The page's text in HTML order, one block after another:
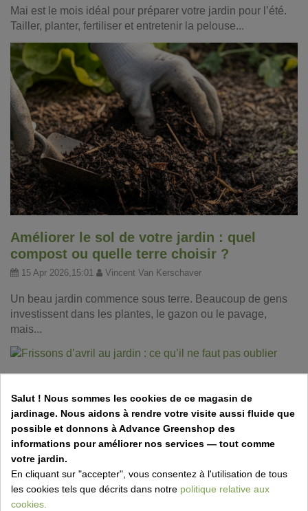
Mai est le mois idéal pour préparer votre jardin pour l’été.
Tailler, planter, fertiliser et entretenir la pelouse...
Améliorer le sol de votre jardin : quel
compost ou quelle terre choisir ?
15 Apr 2026,15:01 Vincent Van Kerschaver
Un beau jardin commence sous terre. Beaucoup de gens
investissent dans les plantes, le gazon ou le pavage,
mais...
pas oublier
31 Mar 2026,11:50 Vincent Van Kerschaver
Un mois de printemps plein de fraîcheur, et du travail au
jardin ! Découvrez les tâches essentielles à réaliser en...
Salut ! Nous sommes les cookies de ce magasin de
jardinage. Nous aidons à rendre votre visite aussi fluide que
possible et donnons à Advance Greenshop des
informations pour améliorer nos services — tout comme
votre jardin.
En cliquant sur "accepter", vous consentez à l'utilisation de tous
les cookies tels que décrits dans notre politique relative aux
cookies.